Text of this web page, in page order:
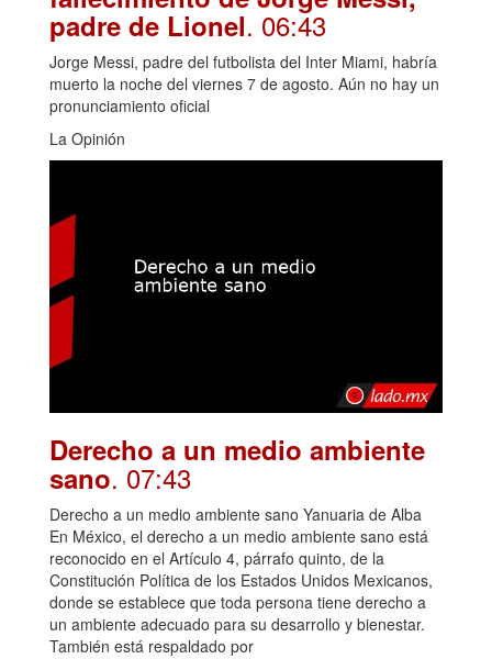
padre de Lionel. 06:43
Jorge Messi, padre del futbolista del Inter Miami, habría
muerto la noche del viernes 7 de agosto. Aún no hay un
pronunciamiento oficial
La Opinión
Derecho a un medio ambiente
sano. 07:43
Derecho a un medio ambiente sano Yanuaria de Alba
En México, el derecho a un medio ambiente sano está
reconocido en el Artículo 4, párrafo quinto, de la
Constitución Política de los Estados Unidos Mexicanos,
donde se establece que toda persona tiene derecho a
un ambiente adecuado para su desarrollo y bienestar.
También está respaldado por